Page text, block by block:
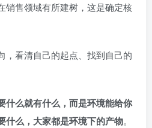
销售领域有所建树，这是确定核
，看清自己的起点、找到自己的
什么就有什么，而是环境能给你
什么，大家都是环境下的产物。